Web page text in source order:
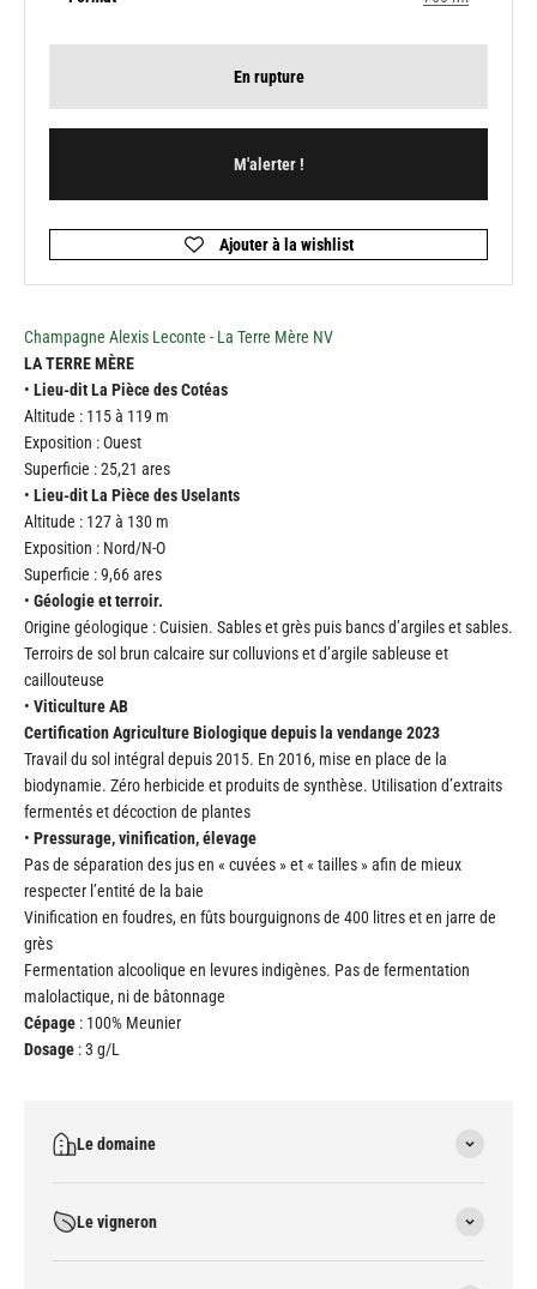
En rupture
M'alerter !
Champagne Alexis Leconte - La Terre Mère NV
LA TERRE MÈRE
• Lieu-dit La Pièce des Cotéas
Altitude : 115 à 119 m
Exposition : Ouest
Superficie : 25,21 ares
• Lieu-dit La Pièce des Uselants
Altitude : 127 à 130 m
Exposition : Nord/N-O
Superficie : 9,66 ares
• Géologie et terroir.
Origine géologique : Cuisien. Sables et grès puis bancs d’argiles et sables.
Terroirs de sol brun calcaire sur colluvions et d’argile sableuse et
caillouteuse
• Viticulture AB
Certification Agriculture Biologique depuis la vendange 2023
Travail du sol intégral depuis 2015. En 2016, mise en place de la
biodynamie. Zéro herbicide et produits de synthèse. Utilisation d’extraits
fermentés et décoction de plantes
• Pressurage, vinification, élevage
Pas de séparation des jus en « cuvées » et « tailles » afin de mieux
respecter l’entité de la baie
Vinification en foudres, en fûts bourguignons de 400 litres et en jarre de
grès
Fermentation alcoolique en levures indigènes. Pas de fermentation
malolactique, ni de bâtonnage
Cépage : 100% Meunier
Dosage : 3 g/L
Le domaine
Le vigneron